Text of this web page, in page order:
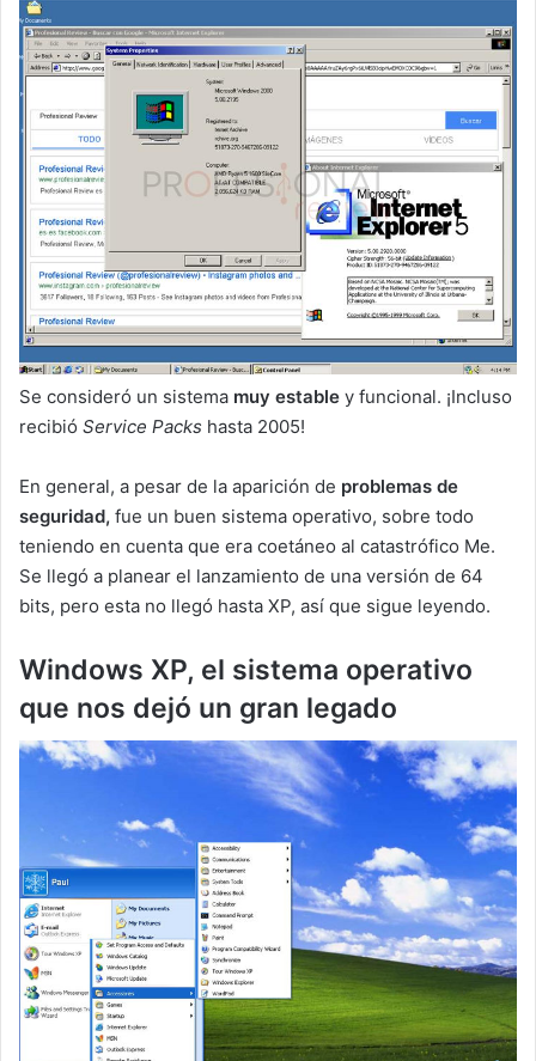
Se consideró un sistema muy estable y funcional. ¡Incluso
recibió Service Packs hasta 2005!
En general, a pesar de la aparición de problemas de
seguridad, fue un buen sistema operativo, sobre todo
teniendo en cuenta que era coetáneo al catastrófico Me.
Se llegó a planear el lanzamiento de una versión de 64
bits, pero esta no llegó hasta XP, así que sigue leyendo.
Windows XP, el sistema operativo
que nos dejó un gran legado